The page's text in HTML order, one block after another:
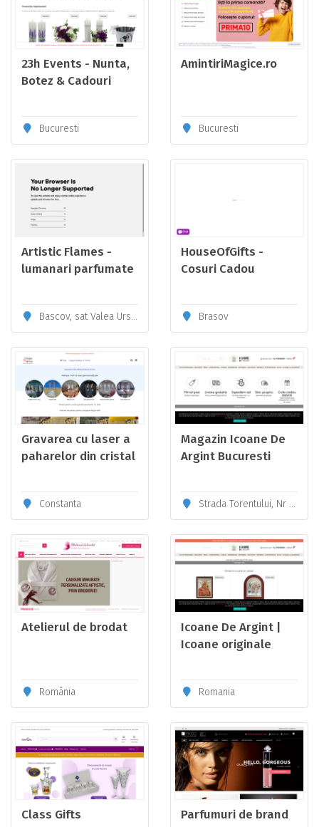
23h Events - Nunta,
Botez & Cadouri
Bucuresti
AmintiriMagice.ro
Bucuresti
Artistic Flames -
lumanari parfumate
Bascov, sat Valea Ursului, nr.45
HouseOfGifts -
Cosuri Cadou
mesaj video
Brasov
Gravarea cu laser a
paharelor din cristal
șampanie pentru
nunțiConstanta
Magazin Icoane De
Argint Bucuresti
Strada Torentului, Nr 1-5, Etaj 1, Camera 102, Bucuresti, cod postal 021806
Atelierul de brodat
România
Icoane De Argint |
Icoane originale
Icoane grecia
Romania
Class Gifts Parfumuri de brand